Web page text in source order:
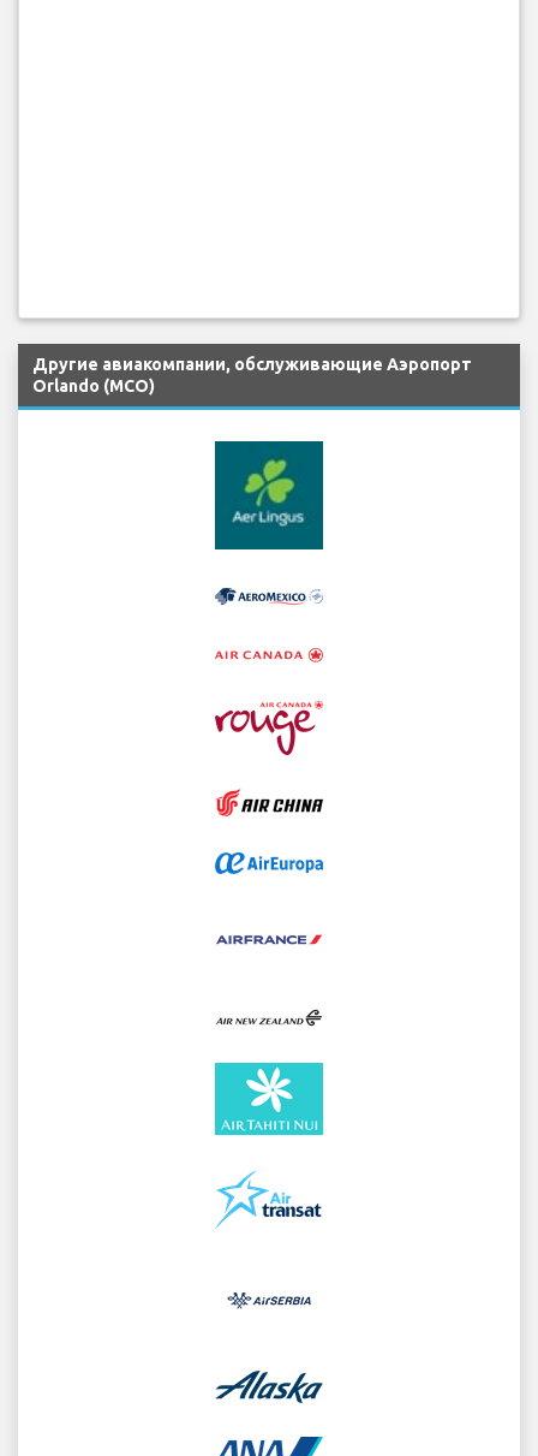
Другие авиакомпании, обслуживающие Аэропорт
Orlando (MCO)